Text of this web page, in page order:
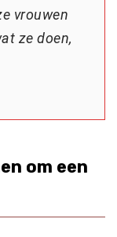
vrouwen
ze doen,
om een